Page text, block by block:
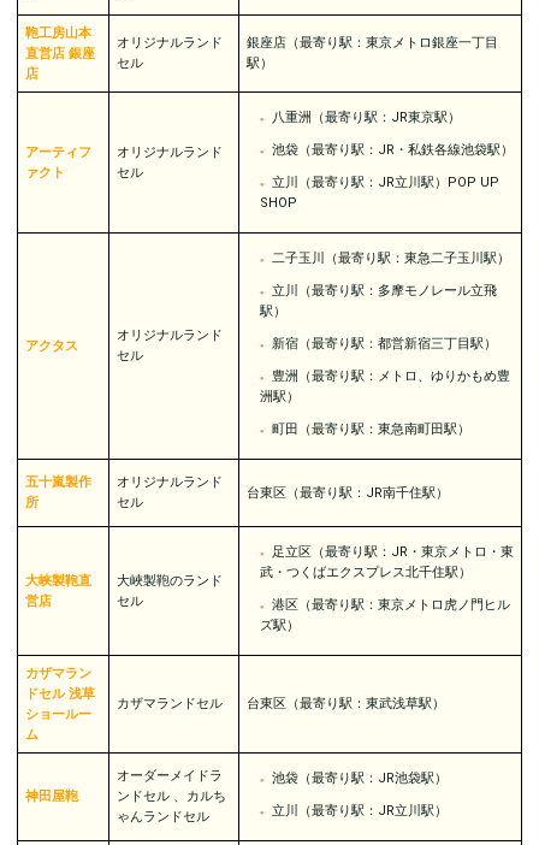
鞄工房山本
直営店 銀座
店
オリジナルランド
セル
銀座店（最寄り駅：東京メトロ銀座一丁目
駅）
アーティフ
ァクト
オリジナルランド
セル
八重洲（最寄り駅：JR東京駅）
池袋（最寄り駅：JR・私鉄各線池袋駅）
立川（最寄り駅：JR立川駅）POP UP
SHOP
アクタス
オリジナルランド
セル
二子玉川（最寄り駅：東急二子玉川駅）
立川（最寄り駅：多摩モノレール立飛
駅）
新宿（最寄り駅：都営新宿三丁目駅）
豊洲（最寄り駅：メトロ、ゆりかもめ豊
洲駅）
町田（最寄り駅：東急南町田駅）
五十嵐製作
所
オリジナルランド
セル
台東区（最寄り駅：JR南千住駅）
大峡製鞄直
営店
大峽製鞄のランド
セル
足立区（最寄り駅：JR・東京メトロ・東
武・つくばエクスプレス北千住駅）
港区（最寄り駅：東京メトロ虎ノ門ヒル
ズ駅）
カザマラン
ドセル 浅草
ショールー
ム
カザマランドセル 台東区（最寄り駅：東武浅草駅）
神田屋鞄
オーダーメイドラ
ンドセル 、カルち
ゃんランドセル
池袋（最寄り駅：JR池袋駅）
立川（最寄り駅：JR立川駅）